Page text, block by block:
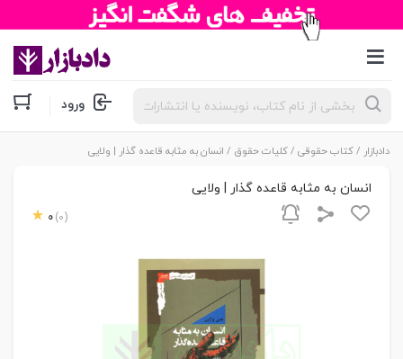
جستجوی
محصولات ورود
دادبازار /کتاب حقوقی /کلیات حقوق / انسان به مثابه قاعده گذار | ولایی
انسان به مثابه قاعده گذار | ولایی
0 (0)